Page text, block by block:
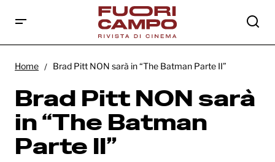
Home Brad Pitt NON sarà in “The Batman Parte II”
Brad Pitt NON sarà
in “The Batman
Parte II”